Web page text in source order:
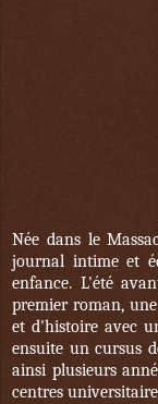
Née dans le
journal intime et
enfance. L'été
premier roman,
et d'histoire avec
ensuite un cursus
ainsi plusieurs
centres